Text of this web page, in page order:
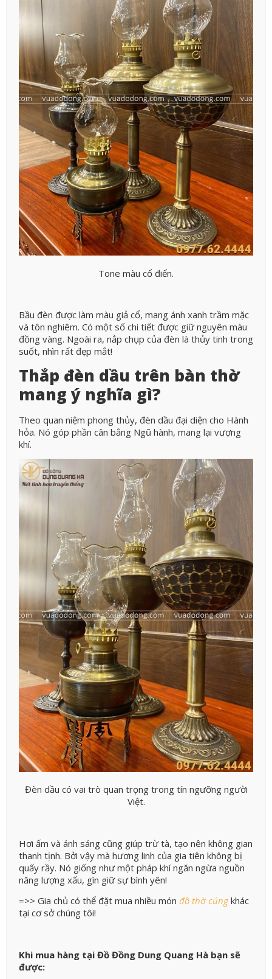
Tone màu cổ điển.
Bầu đèn được làm màu giả cổ, mang ánh xanh trầm mặc
và tôn nghiêm. Có một số chi tiết được giữ nguyên màu
đồng vàng. Ngoài ra, nắp chụp của đèn là thủy tinh trong
suốt, nhìn rất đẹp mắt!
Thắp đèn dầu trên bàn thờ
mang ý nghĩa gì?
Theo quan niệm phong thủy, đèn dầu đại diện cho Hành
hỏa. Nó góp phần cân bằng Ngũ hành, mang lại vượng
khí.
Đèn dầu có vai trò quan trọng trong tín ngưỡng người
Việt.
Hơi ấm và ánh sáng cũng giúp trừ tà, tạo nên không gian
thanh tịnh. Bởi vậy mà hương linh của gia tiên không bị
quấy rầy. Nó giống như một pháp khí ngăn ngừa nguồn
năng lượng xấu, gìn giữ sự bình yên!
=>> Gia chủ có thể đặt mua nhiều món đồ thờ cúngkhác
tại cơ sở chúng tôi!
Khi mua hàng tại Đồ Đồng Dung Quang Hà bạn sẽ
được: